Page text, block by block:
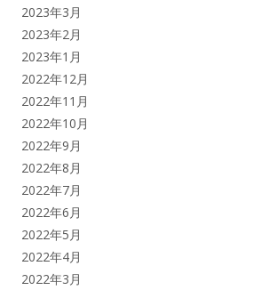
2023年3月
2023年2月
2023年1月
2022年12月
2022年11月
2022年10月
2022年9月
2022年8月
2022年7月
2022年6月
2022年5月
2022年4月
2022年3月